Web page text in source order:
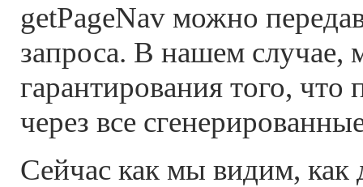
getPageNav можно
запроса. В нашем
гарантирования того, что
через все
Сейчас как мы видим,